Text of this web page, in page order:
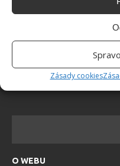
Zásady cookies
Za tablety do
Vyrobit si je
9.8.2026
O WEBU